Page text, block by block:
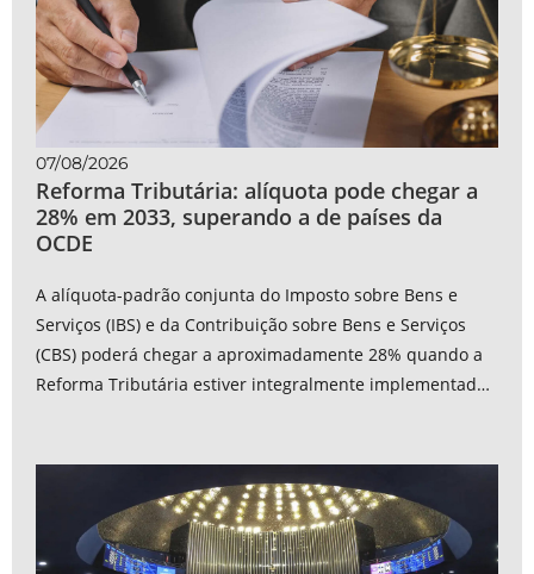
07/08/2026
Reforma Tributária: alíquota pode chegar a
28% em 2033, superando a de países da
OCDE
A alíquota-padrão conjunta do Imposto sobre Bens e
Serviços (IBS) e da Contribuição sobre Bens e Serviços
(CBS) poderá chegar a aproximadamente 28% quando a
Reforma Tributária estiver integralmente implementada,